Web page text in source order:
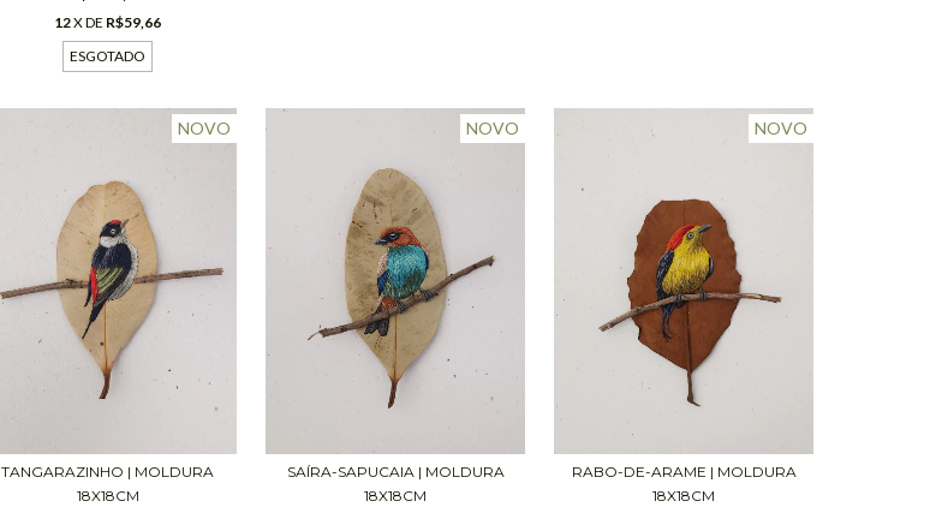
12X DE R$59,66
ESGOTADO
NOVO
TANGARAZINHO | MOLDURA
18X18CM
NOVO
SAÍRA-SAPUCAIA | MOLDURA
18X18CM
NOVO
RABO-DE-ARAME | MOLDURA
18X18CM